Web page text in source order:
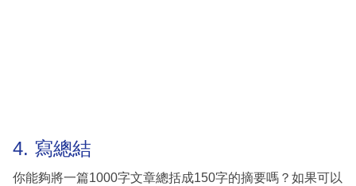
4. 寫總結
你能夠將一篇1000字文章總括成150字的摘要嗎？如果可以